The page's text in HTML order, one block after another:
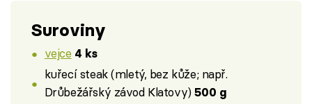
Suroviny
vejce 4 ks
kuřecí steak (mletý, bez kůže; např.
Drůbežářský závod Klatovy)500 g